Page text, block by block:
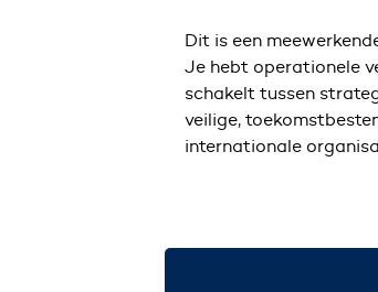
Dit is een
Je hebt operationele
schakelt tussen
veilige,
internationale